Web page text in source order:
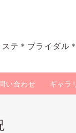
テ＊ブライダル
い合わせ ギャラ